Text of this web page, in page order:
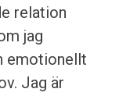
relation
jag
emotionellt
Jag är